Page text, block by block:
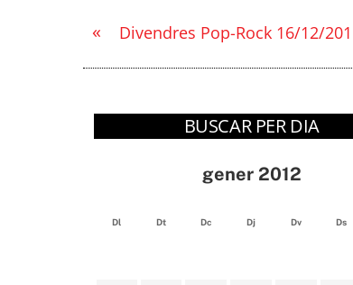
« Divendres Pop-Rock 16/12/
BUSCAR PER DIA
gener 2012
Dl Dt Dc Dj Dv Ds